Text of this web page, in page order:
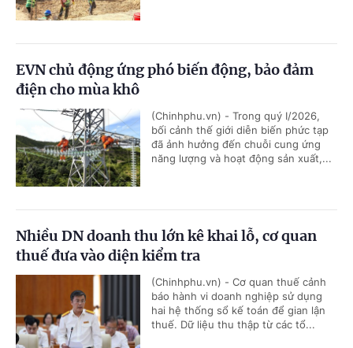
EVN chủ động ứng phó biến động, bảo đảm
điện cho mùa khô
(Chinhphu.vn) - Trong quý I/2026,
bối cảnh thế giới diễn biến phức tạp
đã ảnh hưởng đến chuỗi cung ứng
năng lượng và hoạt động sản xuất,...
Nhiều DN doanh thu lớn kê khai lỗ, cơ quan
thuế đưa vào diện kiểm tra
(Chinhphu.vn) - Cơ quan thuế cảnh
báo hành vi doanh nghiệp sử dụng
hai hệ thống sổ kế toán để gian lận
thuế. Dữ liệu thu thập từ các tổ...